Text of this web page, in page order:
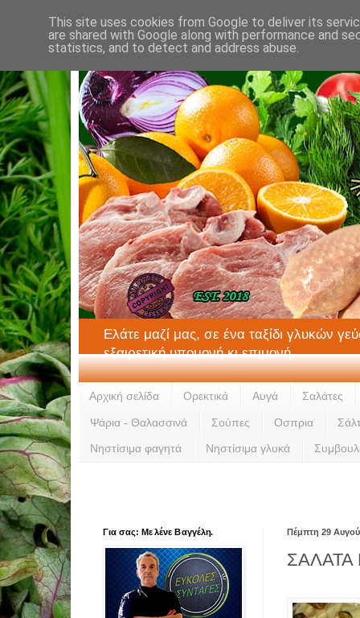
Ελάτε μαζί μας, σε ένα ταξίδι γλυκών
εξαιρετική υπομονή κι επιμονή.
Αρχική σελίδα Ορεκτικά Αυγά Σαλάτες
Ψάρια - Θαλασσινά Σούπες Οσπρια
Νηστίσιμα φαγητά Νηστίσιμα γλυκά
Πέμπτη 29
ΣΑΛΑΤΑ
Για σας: Με λένε Βαγγέλη.
This site uses cookies from Google to deliver its
are shared with Google along with performance and
statistics, and to detect and address abuse.